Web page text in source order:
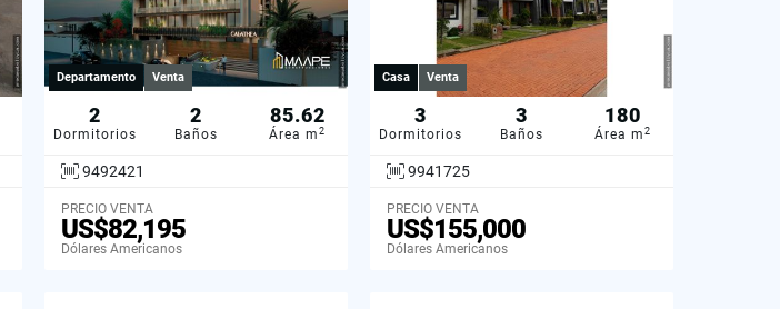
Departamento Venta
2
Dormitorios
2
Baños
85.62
Área m 2
9492421
PRECIO VENTA
US$82,195
Dólares Americanos
Casa Venta
3
Dormitorios
3
Baños
180
Área m 2
9941725
PRECIO VENTA
US$155,000
Dólares Americanos